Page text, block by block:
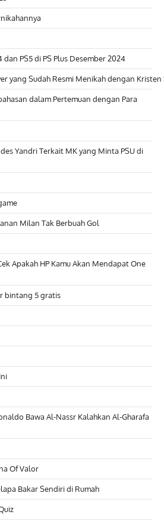
dan PS5 di PS Plus Desember 2024
yang Sudah Resmi Menikah dengan
dalam Pertemuan dengan Para
Yandri Terkait MK yang Minta PSU di
Milan Tak Berbuah Gol
Apakah HP Kamu Akan Mendapat One
bintang 5 gratis
Bawa Al-Nassr Kalahkan Al-Gharafa
Of Valor
Bakar Sendiri di Rumah